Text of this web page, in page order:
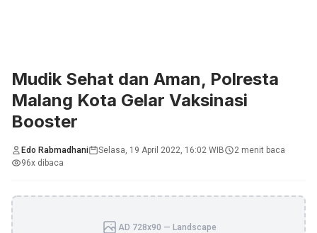
Mudik Sehat dan Aman, Polresta
Malang Kota Gelar Vaksinasi
Booster
Edo Rabmadhani Selasa, 19 April 2022, 16:02 WIB
2 menit baca
96x dibaca
AD 728x90 — Landscape